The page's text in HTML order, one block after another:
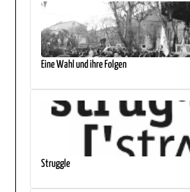
Eine Wahl und ihre Folgen
Struggle